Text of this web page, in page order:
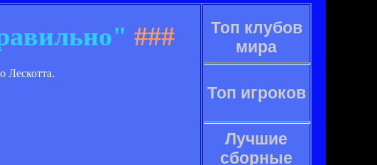
###
Лескотта.
Топ клубов
мира
Топ игроков
Лучшие
сборные